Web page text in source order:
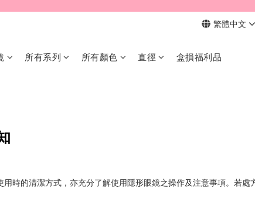
繁體中文
所有系列 所有顏色 直徑 盒損福利品
時的清潔方式，亦充分了解使用隱形眼鏡之操作及注意事項。若處